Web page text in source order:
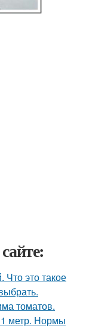
Что это такое
томатов.
метр. Нормы